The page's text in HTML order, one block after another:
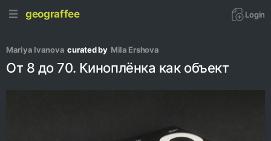
geograffee Login
Mariya Ivanova curated by Mila Ershova
От 8 до 70. Киноплёнка как объект